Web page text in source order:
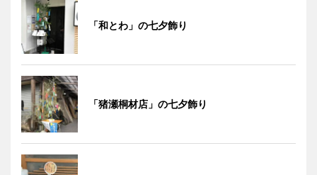
「和とわ」の七夕飾り
「猪瀬桐材店」の七夕飾り